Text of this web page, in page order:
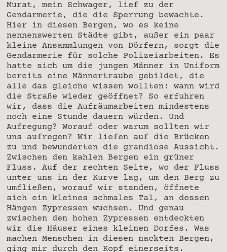
Murat, mein Schwager, lief zu der
Gendarmerie, die die Sperrung bewachte.
Hier in diesen Bergen, wo es keine
nennenswerten Städte gibt, außer ein paar
kleine Ansammlungen von Dörfern, sorgt die
Gendarmerie für solche Polizeiarbeiten. Es
hatte sich um die jungen Männer in Uniform
bereits eine Männertraube gebildet, die
alle das gleiche wissen wollten: wann wird
die Straße wieder geöffnet? So erfuhren
wir, dass die Aufräumarbeiten mindestens
noch eine Stunde dauern würden. Und
Aufregung? Worauf oder warum sollten wir
uns aufregen? Wir liefen auf die Brücken
zu und bewunderten die grandiose Aussicht.
Zwischen den kahlen Bergen ein grüner
Fluss. Auf der rechten Seite, wo der Fluss
unter uns in der Kurve lag, um den Berg zu
umfließen, worauf wir standen, öffnete
sich ein kleines schmales Tal, an dessen
Hängen Zypressen wuchsen. Und genau
zwischen den hohen Zypressen entdeckten
wir die Häuser eines kleinen Dorfes. Was
machen Menschen in diesen nackten Bergen,
ging mir durch den Kopf einerseits.